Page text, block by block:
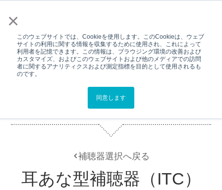
×
このウェブサイトでは、Cookieを使用します。このCookieは、ウェブ
サイトの利用に関する情報を収集するために使用され、これによって
利用者を記憶できます。この情報は、ブラウジング環境の改善および
カスタマイズ、およびこのウェブサイトおよび他のメディアでの訪問
者に関するアナリティクスおよび測定指標を目的として使用されるも
のです。
同意します
Top 製品情報 ITC
補聴器の種類
補聴器選択へ戻る
耳あな型補聴器（ITC）